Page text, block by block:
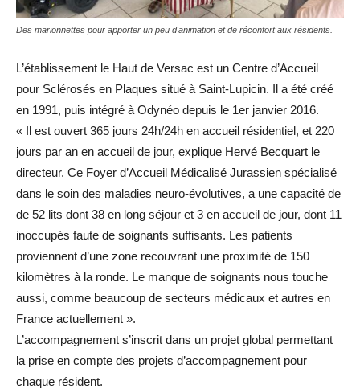
Des marionnettes pour apporter un peu d'animation et de réconfort aux résidents.
L’établissement le Haut de Versac est un Centre d’Accueil
pour Sclérosés en Plaques situé à Saint-Lupicin. Il a été créé
en 1991, puis intégré à Odynéo depuis le 1er janvier 2016.
« Il est ouvert 365 jours 24h/24h en accueil résidentiel, et 220
jours par an en accueil de jour, explique Hervé Becquart le
directeur. Ce Foyer d’Accueil Médicalisé Jurassien spécialisé
dans le soin des maladies neuro-évolutives, a une capacité de
de 52 lits dont 38 en long séjour et 3 en accueil de jour, dont 11
inoccupés faute de soignants suffisants. Les patients
proviennent d’une zone recouvrant une proximité de 150
kilomètres à la ronde. Le manque de soignants nous touche
aussi, comme beaucoup de secteurs médicaux et autres en
France actuellement ».
L’accompagnement s’inscrit dans un projet global permettant
la prise en compte des projets d’accompagnement pour
chaque résident.